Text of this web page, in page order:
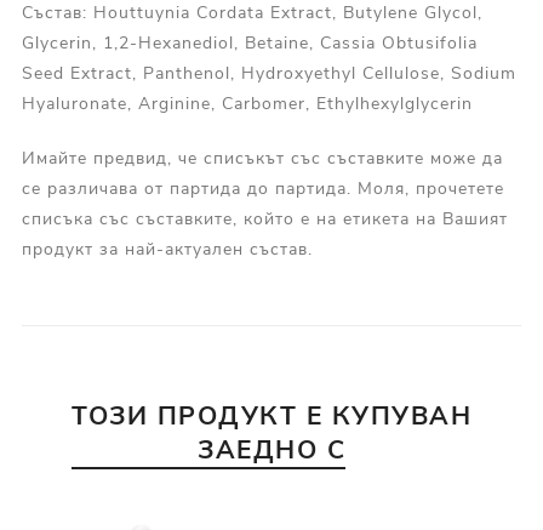
Състав: Houttuynia Cordata Extract, Butylene Glycol,
Glycerin, 1,2-Hexanediol, Betaine, Cassia Obtusifolia
Seed Extract, Panthenol, Hydroxyethyl Cellulose, Sodium
Hyaluronate, Arginine, Carbomer, Ethylhexylglycerin
Имайте предвид, че списъкът със съставките може да
се различава от партида до партида. Моля, прочетете
списъка със съставките, който е на етикета на Вашият
продукт за най-актуален състав.
ТОЗИ ПРОДУКТ Е КУПУВАН
ЗАЕДНО С